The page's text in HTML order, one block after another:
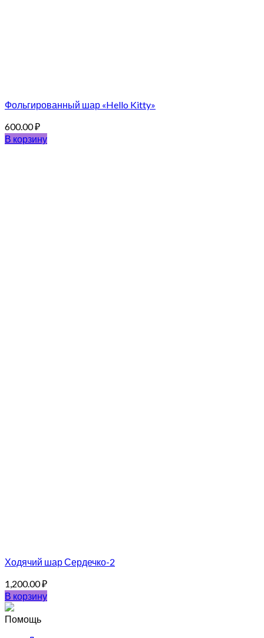
Фольгированный шар «Hello Kitty»
600.00₽
В корзину
Ходячий шар Сердечко-2
1,200.00₽
В корзину
Помощь